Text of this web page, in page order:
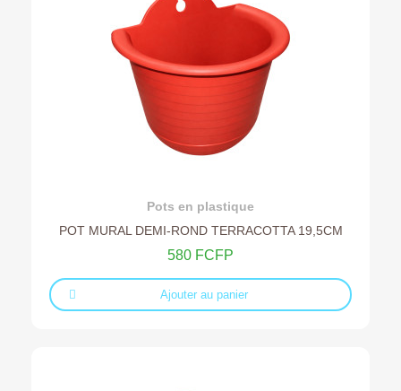
Ajouter au devis
Pots en plastique
POT MURAL DEMI-ROND TERRACOTTA 19,5CM
580 FCFP
Ajouter au panier